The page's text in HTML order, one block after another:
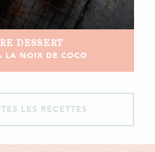
DESSERT
LA NOIX DE COCO
LES RECETTES